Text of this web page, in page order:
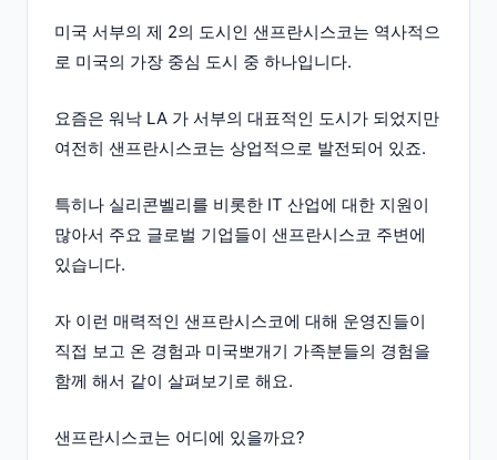
미국 서부의 제 2의 도시인 샌프란시스코는 역사적으
로 미국의 가장 중심 도시 중 하나입니다.
요즘은 워낙 LA 가 서부의 대표적인 도시가 되었지만
여전히 샌프란시스코는 상업적으로 발전되어 있죠.
특히나 실리콘벨리를 비롯한 IT 산업에 대한 지원이
많아서 주요 글로벌 기업들이 샌프란시스코 주변에
있습니다.
자 이런 매력적인 샌프란시스코에 대해 운영진들이
직접 보고 온 경험과 미국뽀개기 가족분들의 경험을
함께 해서 같이 살펴보기로 해요.
샌프란시스코는 어디에 있을까요?